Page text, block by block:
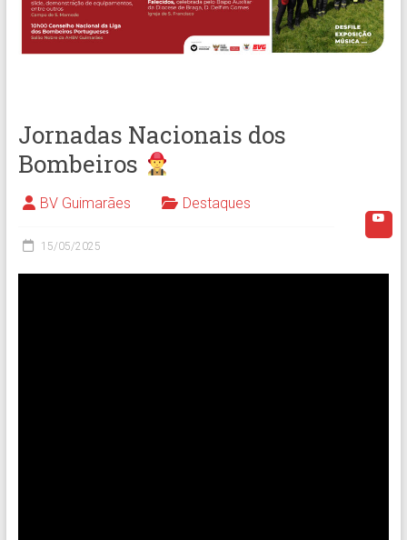
Jornadas Nacionais dos
Bombeiros
BV Guimarães Destaques
15/05/2025